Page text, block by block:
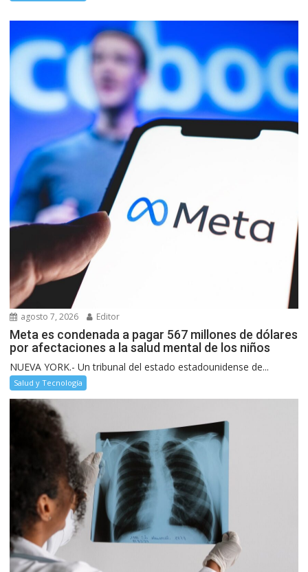
agosto 7, 2026 Editor
Meta es condenada a pagar 567 millones de dólares
por afectaciones a la salud mental de los niños
NUEVA YORK.- Un tribunal del estado estadounidense de...
Salud y Tecnología